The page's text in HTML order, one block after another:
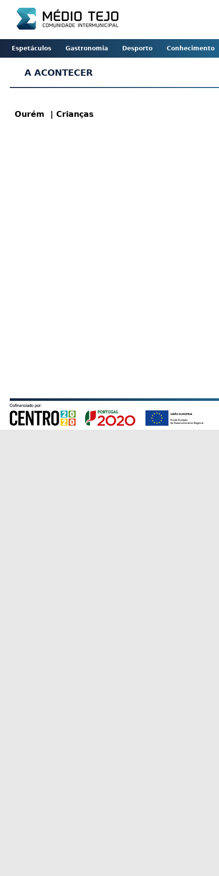
Espetáculos Gastronomia Desporto Conhecimento
A ACONTECER
Ourém | Crianças